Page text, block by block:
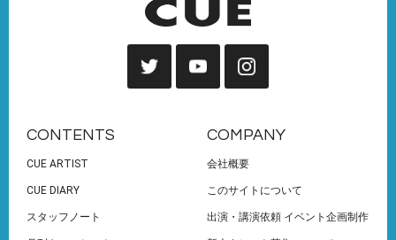
CONTENTS
CUE ARTIST
CUE DIARY
スタッフノート
COMPANY
会社概要
このサイトについて
出演・講演依頼 イベント企画制作